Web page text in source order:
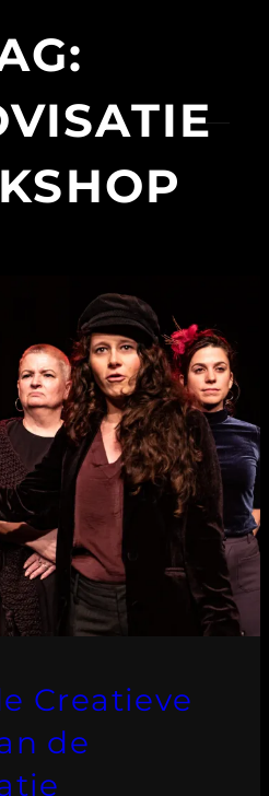
Creatieve
de